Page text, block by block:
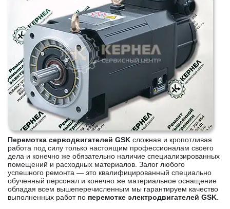
Перемотка серводвигателей GSK сложная и кропотливая
работа под силу только настоящим профессионалам своего
дела и конечно же обязательно наличие специализированных
помещений и расходных материалов. Залог любого
успешного ремонта — это квалифицированный специально
обученный персонал и конечно же материальное оснащение
обладая всем вышеперечисленным мы гарантируем качество
выполненных работ по перемотке электродвигателей GSK